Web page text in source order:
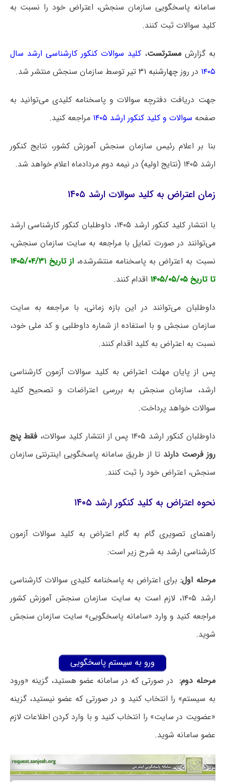
سامانه پاسخگویی سازمان سنجش، اعتراض خود را نسبت به
کلید سوالات ثبت کنند.
به گزارشمسترتست،کلید سوالات کنکور کارشناسی ارشد سال
۱۴۰۵ در روزچهارشنبه ۳۱ تیر توسط سازمان سنجش منتشر شد.
جهت دریافت دفترچه سوالات و پاسخنامه کلیدی می‌توانید به
صفحه سوالات و کلید کنکور ارشد ۱۴۰۵ مراجعه کنید.
بنا بر اعلام رئیس سازمان سنجش آموزش کشور، نتایج کنکور
ارشد ۱۴۰۵ (نتایج اولیه) در نیمه دوم مردادماه اعلام خواهد شد.
زمان اعتراض به کلید سوالات ارشد ۱۴۰۵
با انتشار کلید کنکور ارشد ۱۴۰۵، داوطلبان کنکور کارشناسی ارشد
می‌توانند در صورت تمایل با مراجعه به سایت سازمان سنجش،
نسبت به اعتراض به پاسخنامه منتشرشده،
از تاریخ ۱۴۰۵/۰۴/۳۱
تا تاریخ ۱۴۰۵/۰۵/۰۵
اقدام کنند.
داوطلبان می‌توانند در این بازه زمانی، با مراجعه به سایت
سازمان سنجش و با استفاده از شماره داوطلبی و کد ملی خود،
نسبت به اعتراض به کلید اقدام کنند.
پس از پایان مهلت اعتراض به کلید سوالات آزمون کارشناسی
ارشد، سازمان سنجش به بررسی اعتراضات و تصحیح کلید
سوالات خواهد پرداخت.
داوطلبان کنکور ارشد ۱۴۰۵ پس از انتشار کلید سوالات،
فقط پنج
روز فرصت دارند تا از طریق سامانه پاسخگویی اینترنتی سازمان
سنجش، اعتراض خود را ثبت کنند.
نحوه اعتراض به کلید کنکور ارشد ۱۴۰۵
راهنمای تصویری گام به گام اعتراض به کلید سوالات آزمون
کارشناسی ارشد به شرح زیر است:
مرحله اول:برای اعتراض به پاسخنامه کلیدی سوالات کارشناسی
ارشد ۱۴۰۵، لازم است به سایت سازمان سنجش آموزش کشور
مراجعه کنید و وارد «سامانه پاسخگویی» سایت سازمان سنجش
شوید.
ورو به سیستم پاسخگویی
مرحله دوم:در صورتی که در سامانه عضو هستید، گزینه «ورود
به سیستم» را انتخاب کنید و در صورتی که عضو نیستید، گزینه
«عضویت در سایت» را انتخاب کنید و با وارد کردن اطلاعات لازم
عضو سامانه شوید.